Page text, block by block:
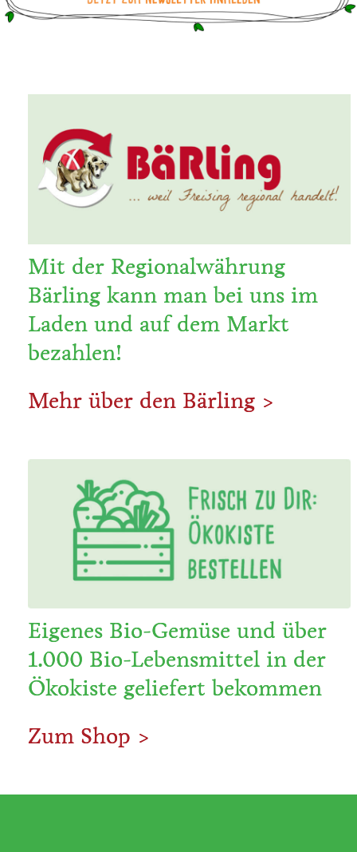
Mit der Regionalwährung
Bärling kann man bei uns im
Laden und auf dem Markt
bezahlen!
Mehr über den Bärling >
Eigenes Bio-Gemüse und über
1.000 Bio-Lebensmittel in der
Ökokiste geliefert bekommen
Zum Shop >